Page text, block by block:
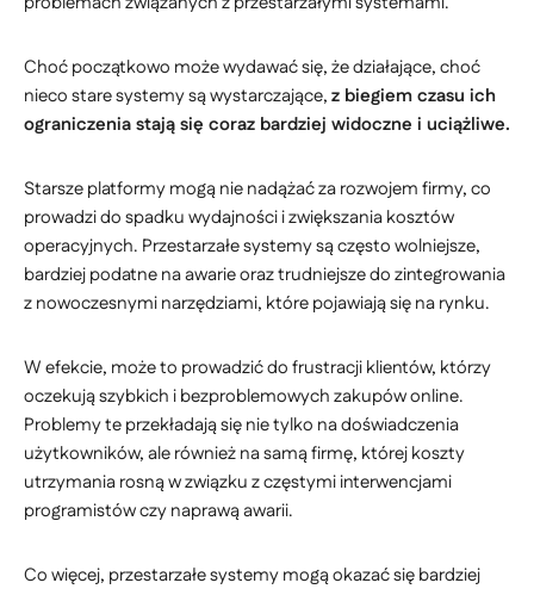
Choć początkowo może wydawać się, że działające, choć
nieco stare systemy są wystarczające,z biegiem czasu ich
ograniczenia stają się coraz bardziej widoczne i uciążliwe.
Starsze platformy mogą nie nadążać za rozwojem firmy, co
prowadzi do spadku wydajności i zwiększania kosztów
operacyjnych. Przestarzałe systemy są często wolniejsze,
bardziej podatne na awarie oraz trudniejsze do zintegrowania
z nowoczesnymi narzędziami, które pojawiają się na rynku.
W efekcie, może to prowadzić do frustracji klientów, którzy
oczekują szybkich i bezproblemowych zakupów online.
Problemy te przekładają się nie tylko na doświadczenia
użytkowników, ale również na samą firmę, której koszty
utrzymania rosną w związku z częstymi interwencjami
programistów czy naprawą awarii.
Co więcej, przestarzałe systemy mogą okazać się bardziej